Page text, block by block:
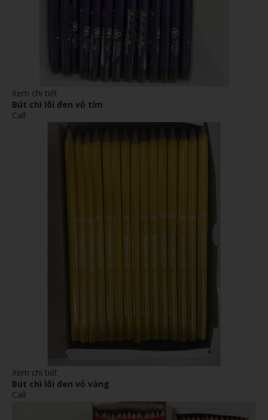
Xem chi tiết
Bút chì lõi đen vỏ tím
Call
Xem chi tiết
Bút chì lõi đen vỏ vàng
Call